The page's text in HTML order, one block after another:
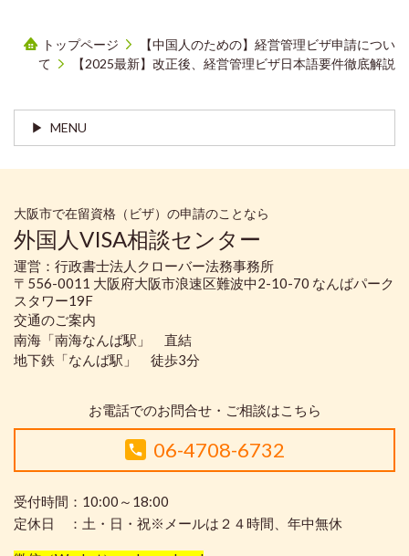
トップページ
【中国人のための】経営管理ビザ申請につい
て
【2025最新】改正後、経営管理ビザ日本語要件徹底解説
MENU
大阪市で在留資格（ビザ）の申請のことなら
外国人VISA相談センター
運営：行政書士法人クローバー法務事務所
〒556-0011 大阪府大阪市浪速区難波中2-10-70 なんばパーク
スタワー19F
交通のご案内
南海「南海なんば駅」 直結
地下鉄「なんば駅」 徒歩3分
お電話でのお問合せ・ご相談はこちら
06-4708-6732
受付時間：10:00～18:00
定休日 ：土・日・祝※メールは２４時間、年中無休